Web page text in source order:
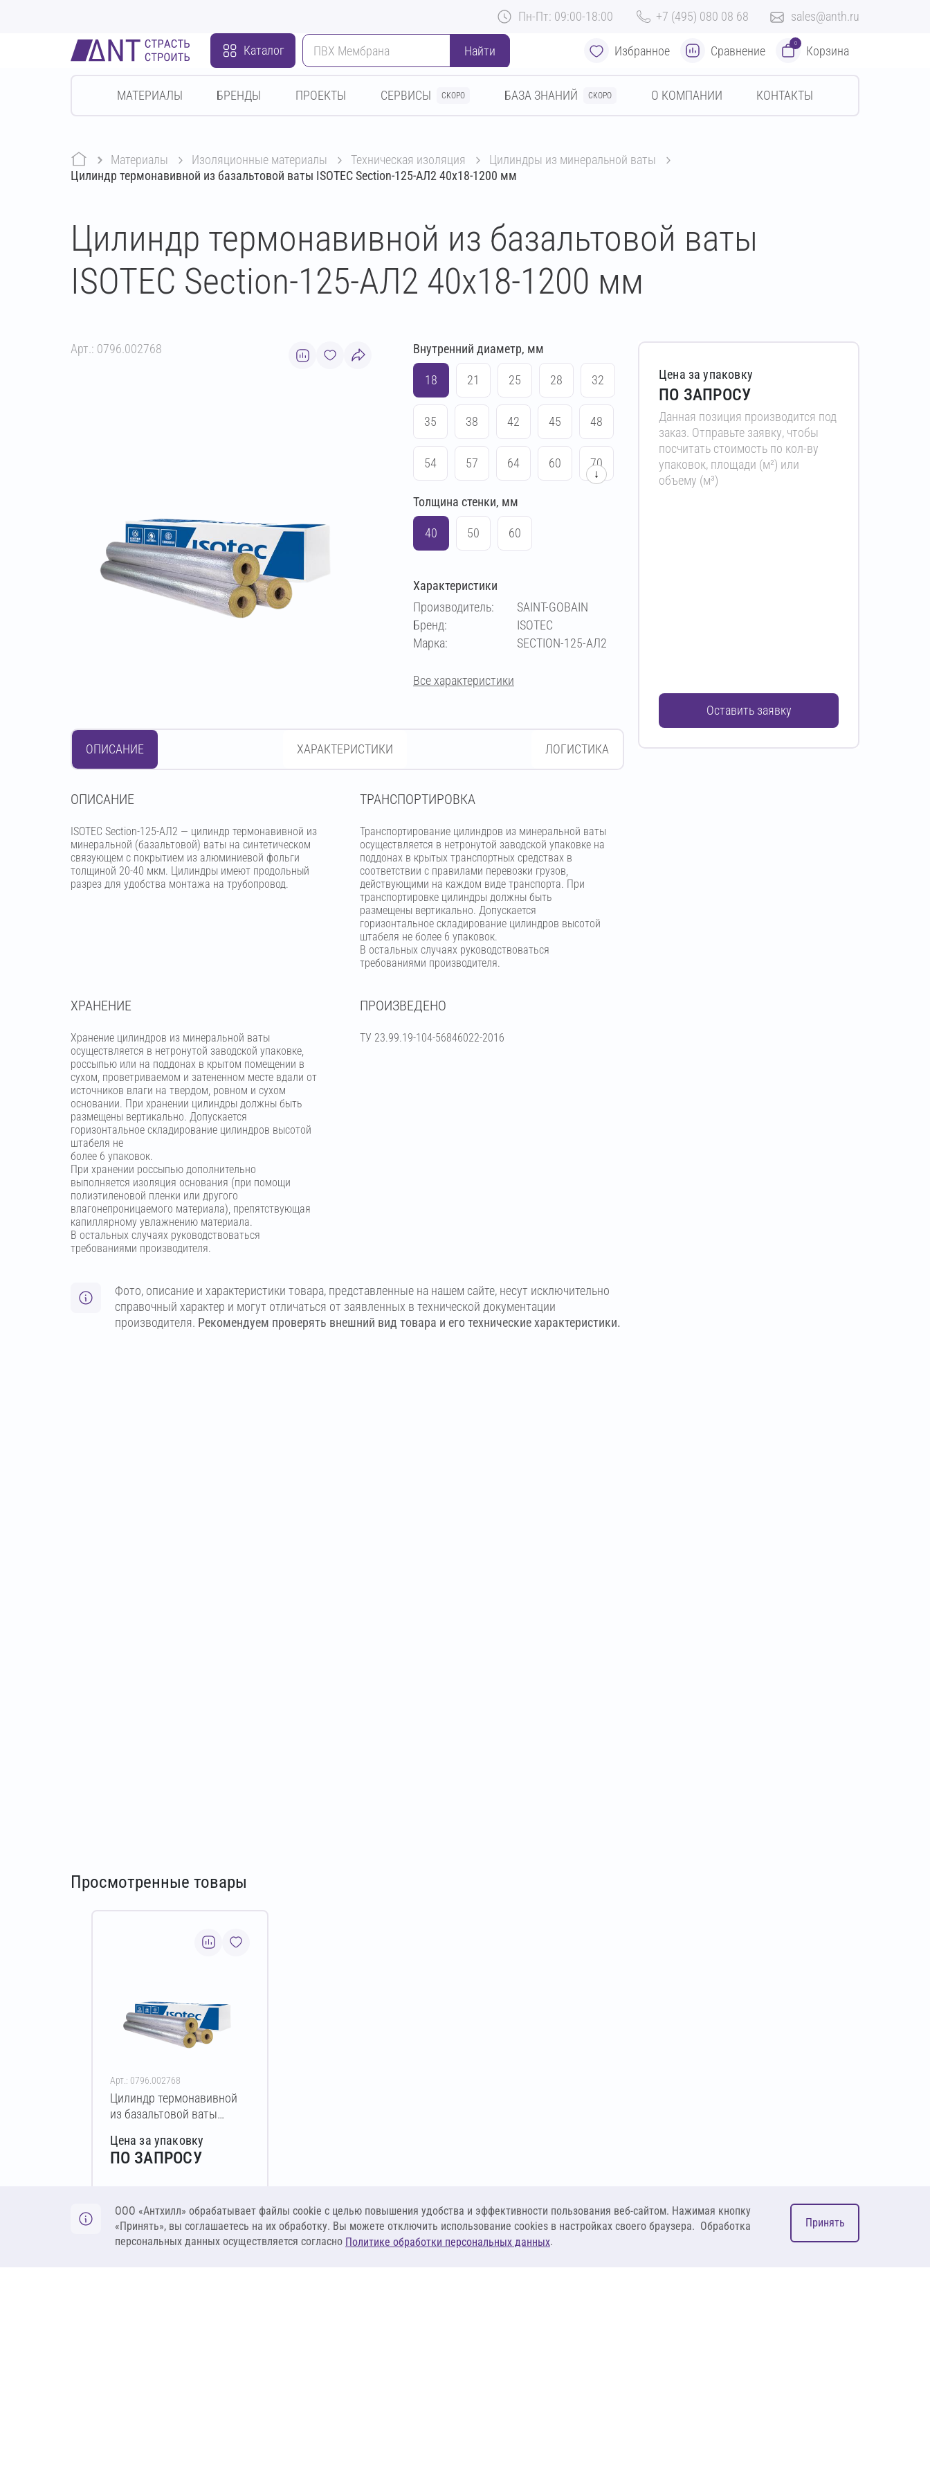
Пн-Пт: 09:00-18:00 +7 (495) 080 08 68 sales@anth.ru
Каталог Найти Избранное Сравнение
0
Корзина
МАТЕРИАЛЫ БРЕНДЫ ПРОЕКТЫ СЕРВИСЫ СКОРО БАЗА ЗНАНИЙ СКОРО О КОМПАНИИ КОНТАКТЫ
Материалы изоляционные материалы техническая изоляция
цилиндры из минеральной ваты
Цилиндр термонавивной из базальтовой ваты ISOTEC Section-125-АЛ2 40х18-1200 мм
Цилиндр термонавивной из базальтовой ваты
ISOTEC Section-125-АЛ2 40х18-1200 мм
Арт.: 0796.002768 Внутренний диаметр, мм
18 21 25 28 32
35 38 42 45 48
54 57 64 60 70
76 83 89
114 133
159 169
273
↓
Толщина стенки, мм
40 50 60
Характеристики
Производитель:
SAINT-GOBAIN
Бренд:
ISOTEC
Марка:
SECTION-125-АЛ2
Все характеристики
ОПИСАНИЕ ХАРАКТЕРИСТИКИ ЛОГИСТИКА
OПИСАНИЕ
ISOTEC Section-125-АЛ2 — цилиндр термонавивной из
минеральной (базальтовой) ваты на синтетическом
связующем с покрытием из алюминиевой фольги
толщиной 20-40 мкм. Цилиндры имеют продольный
разрез для удобства монтажа на трубопровод.
ТРАНСПОРТИРОВКА
Транспортирование цилиндров из минеральной ваты
осуществляется в нетронутой заводской упаковке на
поддонах в крытых транспортных средствах в
соответствии с правилами перевозки грузов,
действующими на каждом виде транспорта. При
транспортировке цилиндры должны быть
размещены вертикально. Допускается
горизонтальное складирование цилиндров высотой
штабеля не более 6 упаковок.
В остальных случаях руководствоваться
требованиями производителя.
ХРАНЕНИЕ
Хранение цилиндров из минеральной ваты
осуществляется в нетронутой заводской упаковке,
россыпью или на поддонах в крытом помещении в
сухом, проветриваемом и затененном месте вдали от
источников влаги на твердом, ровном и сухом
основании. При хранении цилиндры должны быть
размещены вертикально. Допускается
горизонтальное складирование цилиндров высотой
штабеля не
более 6 упаковок.
При хранении россыпью дополнительно
выполняется изоляция основания (при помощи
полиэтиленовой пленки или другого
влагонепроницаемого материала), препятствующая
капиллярному увлажнению материала.
В остальных случаях руководствоваться
требованиями производителя.
ПРОИЗВЕДЕНО
ТУ 23.99.19-104-56846022-2016
Фото, описание и характеристики товара, представленные на нашем сайте, несут исключительно
справочный характер и могут отличаться от заявленных в технической документации
производителя. Рекомендуем проверять внешний вид товара и его технические характеристики.
Цена за упаковку
ПО ЗАПРОСУ
Данная позиция производится под
заказ. Отправьте заявку, чтобы
посчитать стоимость по кол-ву
упаковок, площади (м²) или
объему (м³)
Оставить заявку
Просмотренные товары
Арт.: 0796.002768
Цилиндр термонавивной
из базальтовой ваты
40х18-1200 мм
Цена за упаковку
ПО ЗАПРОСУ
Оставить заявку
ООО «Антхилл» обрабатывает файлы cookie c целью повышения удобства и эффективности пользования веб-сайтом. Нажимая кнопку
«Принять», вы соглашаетесь на их обработку. Вы можете отключить использование cookies в настройках своего браузера. Обработка
персональных данных осуществляется согласно Политике обработки персональных данных.
Принять